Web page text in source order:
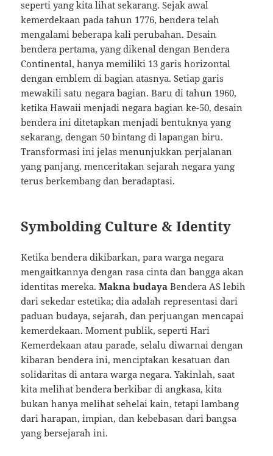
seperti yang kita lihat sekarang. Sejak awal
kemerdekaan pada tahun 1776, bendera telah
mengalami beberapa kali perubahan. Desain
bendera pertama, yang dikenal dengan Bendera
Continental, hanya memiliki 13 garis horizontal
dengan emblem di bagian atasnya. Setiap garis
mewakili satu negara bagian. Baru di tahun 1960,
ketika Hawaii menjadi negara bagian ke-50, desain
bendera ini ditetapkan menjadi bentuknya yang
sekarang, dengan 50 bintang di lapangan biru.
Transformasi ini jelas menunjukkan perjalanan
yang panjang, menceritakan sejarah negara yang
terus berkembang dan beradaptasi.
Symbolding Culture & Identity
Ketika bendera dikibarkan, para warga negara
mengaitkannya dengan rasa cinta dan bangga akan
identitas mereka.Makna budaya Bendera AS lebih
dari sekedar estetika; dia adalah representasi dari
paduan budaya, sejarah, dan perjuangan mencapai
kemerdekaan. Moment publik, seperti Hari
Kemerdekaan atau parade, selalu diwarnai dengan
kibaran bendera ini, menciptakan kesatuan dan
solidaritas di antara warga negara. Yakinlah, saat
kita melihat bendera berkibar di angkasa, kita
bukan hanya melihat sehelai kain, tetapi lambang
dari harapan, impian, dan kebebasan dari bangsa
yang bersejarah ini.